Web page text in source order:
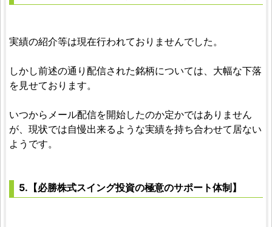
実績の紹介等は現在行われておりませんでした。
しかし前述の通り配信された銘柄については、大幅な下落
を見せております。
いつからメール配信を開始したのか定かではありません
が、現状では自慢出来るような実績を持ち合わせて居ない
ようです。
5.【必勝株式スイング投資の極意のサポート体制】